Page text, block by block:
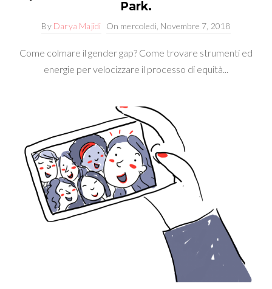
Park.
By Darya Majidi On mercoledì, Novembre 7, 2018
Come colmare il gender gap? Come trovare strumenti ed
energie per velocizzare il processo di equità...